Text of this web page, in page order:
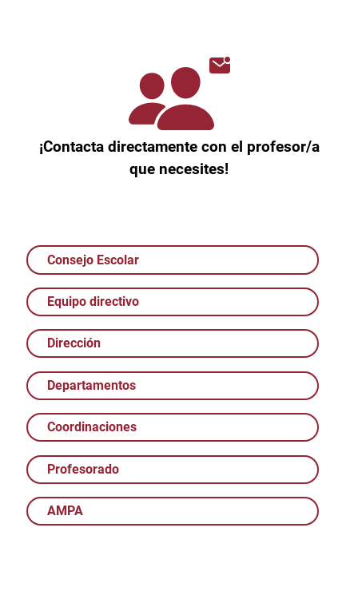
¡Contacta directamente con el profesor/a
que necesites!
Consejo Escolar
Equipo directivo
Dirección
Departamentos
Coordinaciones
Profesorado
AMPA